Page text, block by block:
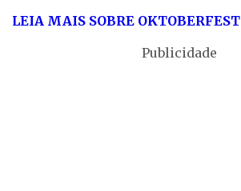
LEIA MAIS SOBRE OKTOBERFEST
Publicidade